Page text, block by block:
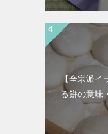
【全宗派イ
る餅の意味